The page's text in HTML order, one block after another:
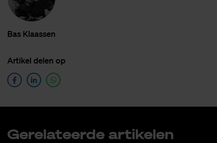
Bas Klaas­sen
Ar­ti­kel de­len op
Ge­re­la­teer­de ar­ti­ke­len